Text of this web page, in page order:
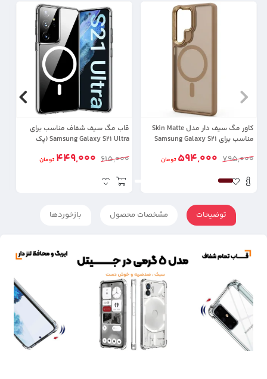
کاور مگ سیف دار مدل Skin Matte
مناسب برای Samsung Galaxy S21
795,000
594,000 تومان
27%
قاب مگ سیف شفاف مناسب برای
Samsung Galaxy S21 Ultra (پک
615,000
449,000 تومان
توضیحات مشخصات محصول بازخوردها